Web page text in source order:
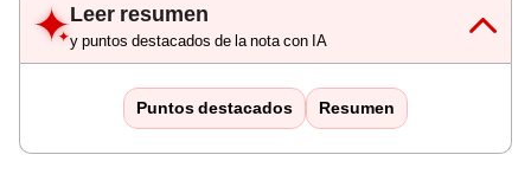
Leer resumen
y puntos destacados de la nota con IA
Puntos destacados Resumen